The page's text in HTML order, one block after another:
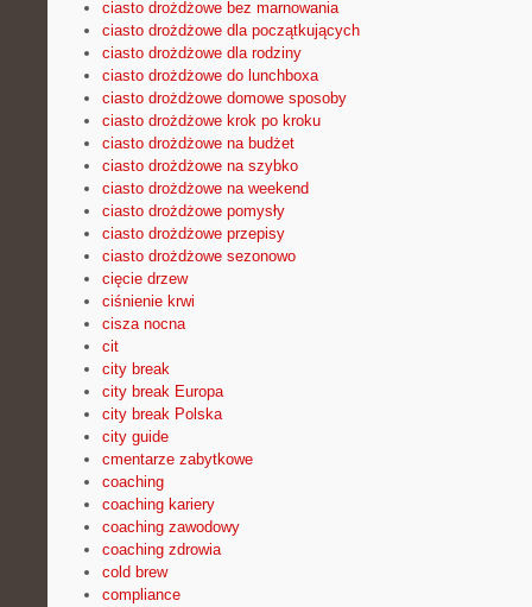
ciasto drożdżowe bez marnowania
ciasto drożdżowe dla początkujących
ciasto drożdżowe dla rodziny
ciasto drożdżowe do lunchboxa
ciasto drożdżowe domowe sposoby
ciasto drożdżowe krok po kroku
ciasto drożdżowe na budżet
ciasto drożdżowe na szybko
ciasto drożdżowe na weekend
ciasto drożdżowe pomysły
ciasto drożdżowe przepisy
ciasto drożdżowe sezonowo
cięcie drzew
ciśnienie krwi
cisza nocna
cit
city break
city break Europa
city break Polska
city guide
cmentarze zabytkowe
coaching
coaching kariery
coaching zawodowy
coaching zdrowia
cold brew
compliance